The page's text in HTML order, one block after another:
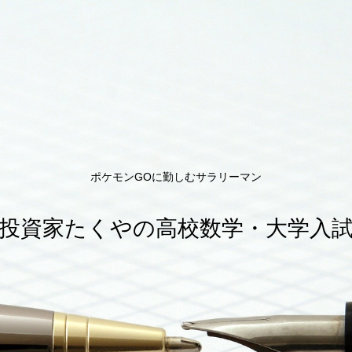
ポケモンGOに勤しむサラリーマン
資家たくやの高校数学・大学入